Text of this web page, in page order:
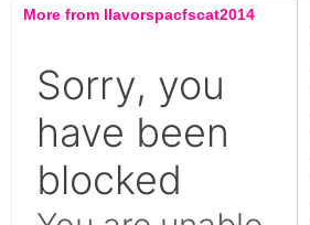
More from llavorspacfscat2014